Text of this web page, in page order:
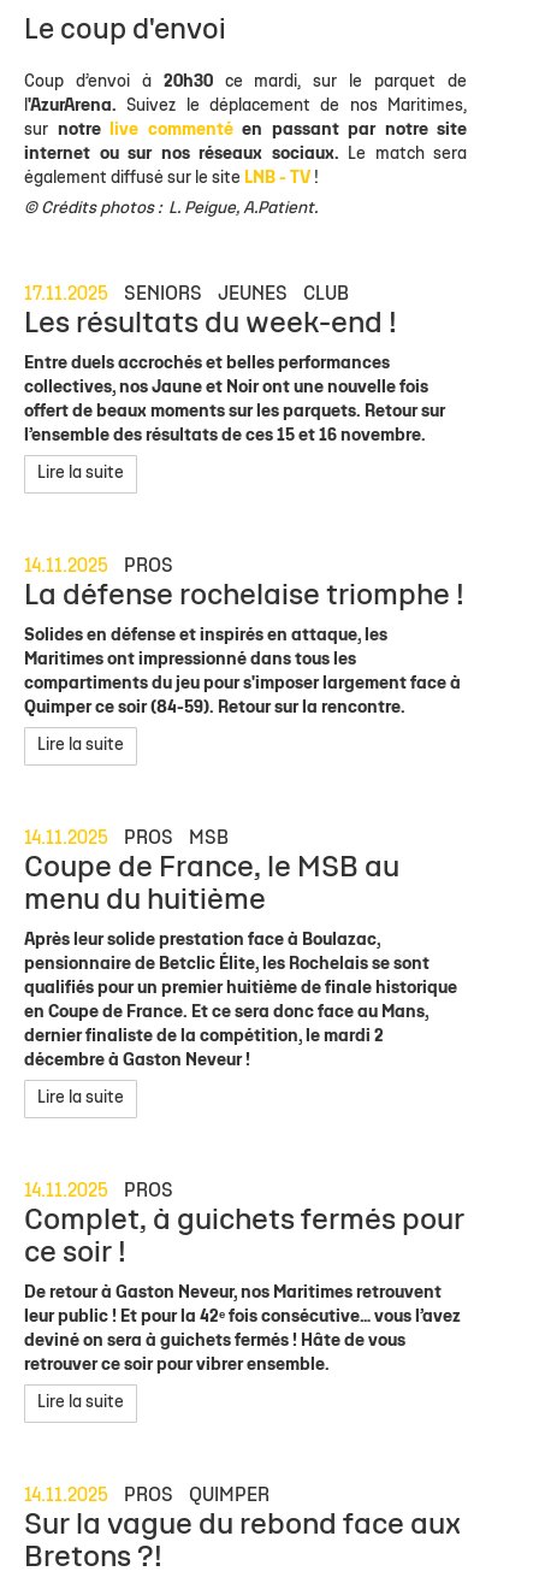
Le coup d'envoi
Coup d’envoi à 20h30 ce mardi, sur le parquet de
'AzurArena.Suivez le déplacement de nos Maritimes,
sur notre live commentéen passant par notre site
internet ou sur nos réseaux sociaux. Le match sera
également diffusé sur le site LNB - TV !
© Crédits photos : L. Peigue, A.Patient.
17.11.2025 SENIORS JEUNES CLUB
Les résultats du week-end !
Entre duels accrochés et belles performances
collectives, nos Jaune et Noir ont une nouvelle fois
offert de beaux moments sur les parquets. Retour sur
l’ensemble des résultats de ces 15 et 16 novembre.
Lire la suite
14.11.2025 PROS
La défense rochelaise triomphe !
Solides en défense et inspirés en attaque, les
Maritimes ont impressionné dans tous les
compartiments du jeu pour s'imposer largement face à
Quimper ce soir (84-59). Retour sur la rencontre.
Lire la suite
14.11.2025 PROS MSB
Coupe de France, le MSB au
menu du huitième
Après leur solide prestation face à Boulazac,
pensionnaire de Betclic Élite, les Rochelais se sont
qualifiés pour un premier huitième de finale historique
en Coupe de France. Et ce sera donc face au Mans,
dernier finaliste de la compétition, le mardi 2
décembre à Gaston Neveur !
Lire la suite
14.11.2025 PROS
Complet, à guichets fermés pour
ce soir !
De retour à Gaston Neveur, nos Maritimes retrouvent
leur public ! Et pour la 42ᵉ fois consécutive… vous l’avez
deviné on sera à guichets fermés ! Hâte de vous
retrouver ce soir pour vibrer ensemble.
Lire la suite
14.11.2025 PROS QUIMPER
Sur la vague du rebond face aux
Bretons ?!